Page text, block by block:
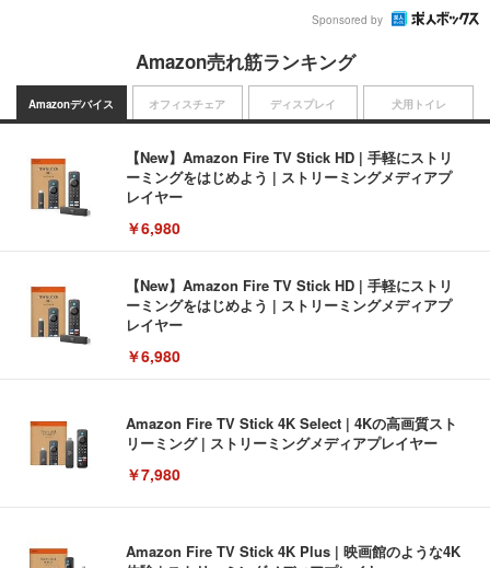
Sponsored by
Amazon売れ筋ランキング
Amazonデバイス
【New】Amazon Fire TV Stick HD | 手軽にストリ
ーミングをはじめよう | ストリーミングメディアプ
レイヤー
￥6,980
【New】Amazon Fire TV Stick HD | 手軽にストリ
ーミングをはじめよう | ストリーミングメディアプ
レイヤー
￥6,980
Amazon Fire TV Stick 4K Select | 4Kの高画質スト
リーミング | ストリーミングメディアプレイヤー
￥7,980
Amazon Fire TV Stick 4K Plus | 映画館のような4K
オフィスチェア ディスプレイ 犬用トイレ